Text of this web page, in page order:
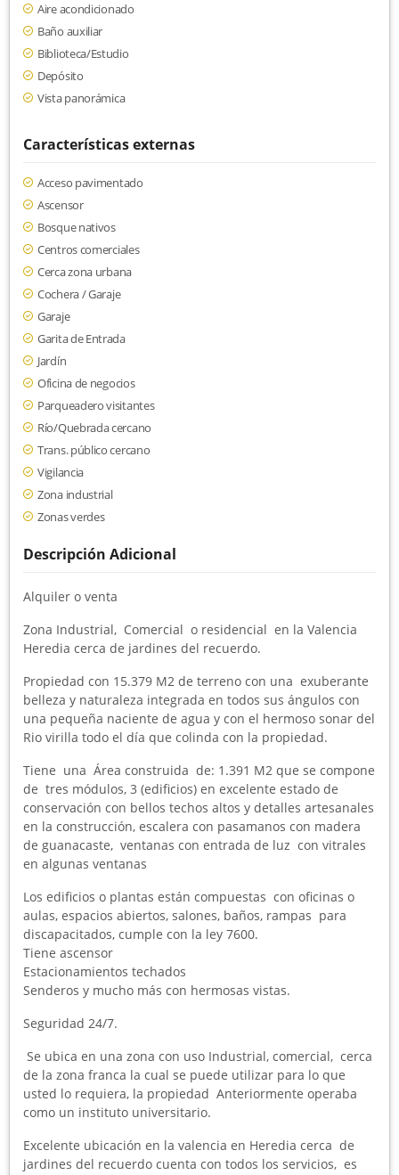
Aire acondicionado
Baño auxiliar
Biblioteca/Estudio
Depósito
Vista panorámica
Características externas
Acceso pavimentado
Ascensor
Bosque nativos
Centros comerciales
Cerca zona urbana
Cochera / Garaje
Garaje
Garita de Entrada
Jardín
Oficina de negocios
Parqueadero visitantes
Río/Quebrada cercano
Trans. público cercano
Vigilancia
Zona industrial
Zonas verdes
Descripción Adicional
Alquiler o venta
Zona Industrial, Comercial o residencial en la Valencia
Heredia cerca de jardines del recuerdo.
Propiedad con 15.379 M2 de terreno con una exuberante
belleza y naturaleza integrada en todos sus ángulos con
una pequeña naciente de agua y con el hermoso sonar del
Rio virilla todo el día que colinda con la propiedad.
Tiene una Área construida de: 1.391 M2 que se compone
de tres módulos, 3 (edificios) en excelente estado de
conservación con bellos techos altos y detalles artesanales
en la construcción, escalera con pasamanos con madera
de guanacaste, ventanas con entrada de luz con vitrales
en algunas ventanas
Los edificios o plantas están compuestas con oficinas o
aulas, espacios abiertos, salones, baños, rampas para
discapacitados, cumple con la ley 7600.
Tiene ascensor
Estacionamientos techados
Senderos y mucho más con hermosas vistas.
Seguridad 24/7.
Se ubica en una zona con uso Industrial, comercial, cerca
de la zona franca la cual se puede utilizar para lo que
usted lo requiera, la propiedad Anteriormente operaba
como un instituto universitario.
Excelente ubicación en la valencia en Heredia cerca de
jardines del recuerdo cuenta con todos los servicios, es